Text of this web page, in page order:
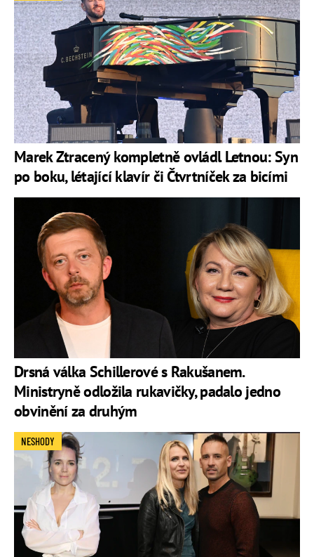
Marek Ztracený kompletně ovládl Letnou: Syn
po boku, létající klavír či Čtvrtníček za bicími
Drsná válka Schillerové s Rakušanem.
Ministryně odložila rukavičky, padalo jedno
obvinění za druhým
NESHODY